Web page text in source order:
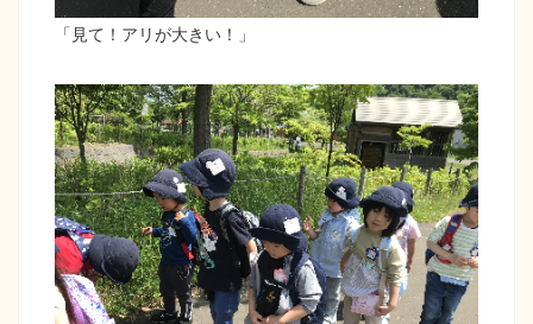
「見て！アリが大きい！」